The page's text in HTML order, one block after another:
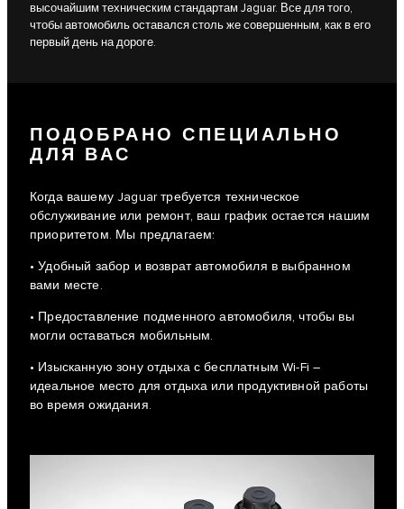
высочайшим техническим стандартам Jaguar. Все для того,
чтобы автомобиль оставался столь же совершенным, как в его
первый день на дороге.
ПОДОБРАНО СПЕЦИАЛЬНО
ДЛЯ ВАС
Когда вашему Jaguar требуется техническое
обслуживание или ремонт, ваш график остается нашим
приоритетом. Мы предлагаем:
• Удобный забор и возврат автомобиля в выбранном
вами месте.
• Предоставление подменного автомобиля, чтобы вы
могли оставаться мобильным.
• Изысканную зону отдыха с бесплатным Wi-Fi –
идеальное место для отдыха или продуктивной работы
во время ожидания.